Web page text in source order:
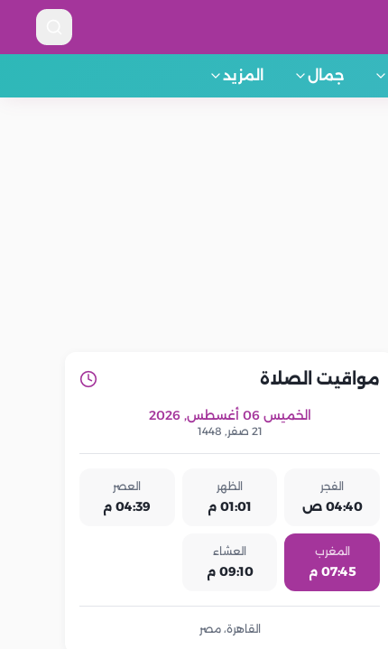
جمال المزيد
مواقيت الصلاة
الخميس 06 أغسطس, 2026
21 صفر, 1448
الفجر
04:40 ص
الظهر
01:01 م
العصر
04:39 م
المغرب
07:45 م
العشاء
09:10 م
القاهرة، مصر